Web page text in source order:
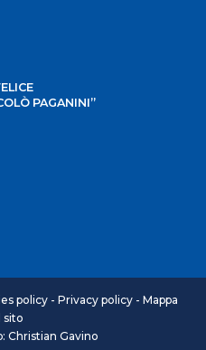
PAGANINI”
policy- Privacy policy- Mappa
sito
Christian Gavino